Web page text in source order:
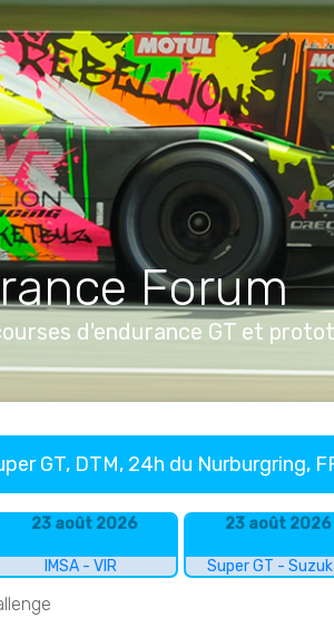
Forum
d'endurance GT et
GT, DTM, 24h du Nurburgring,
23 août 2026
IMSA - VIR
23 août 2026
Super GT -